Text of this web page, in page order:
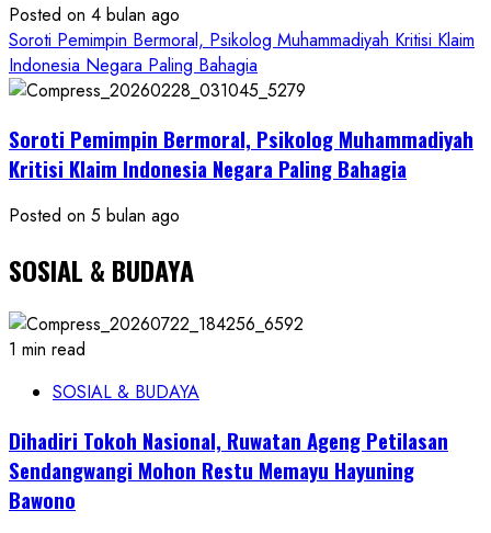
Posted on 4 bulan ago
Soroti Pemimpin Bermoral, Psikolog Muhammadiyah Kritisi Klaim
Indonesia Negara Paling Bahagia
Soroti Pemimpin Bermoral, Psikolog Muhammadiyah
Kritisi Klaim Indonesia Negara Paling Bahagia
Posted on 5 bulan ago
SOSIAL & BUDAYA
1 min read
SOSIAL & BUDAYA
Dihadiri Tokoh Nasional, Ruwatan Ageng Petilasan
Sendangwangi Mohon Restu Memayu Hayuning
Bawono